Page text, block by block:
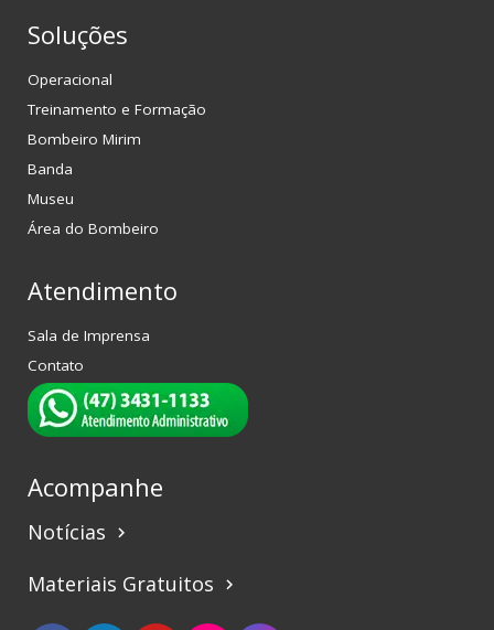
Soluções
Operacional
Treinamento e Formação
Bombeiro Mirim
Banda
Museu
Área do Bombeiro
Atendimento
Sala de Imprensa
Contato
Acompanhe
Notícias keyboard_arrow_right
Materiais Gratuitos keyboard_arrow_right